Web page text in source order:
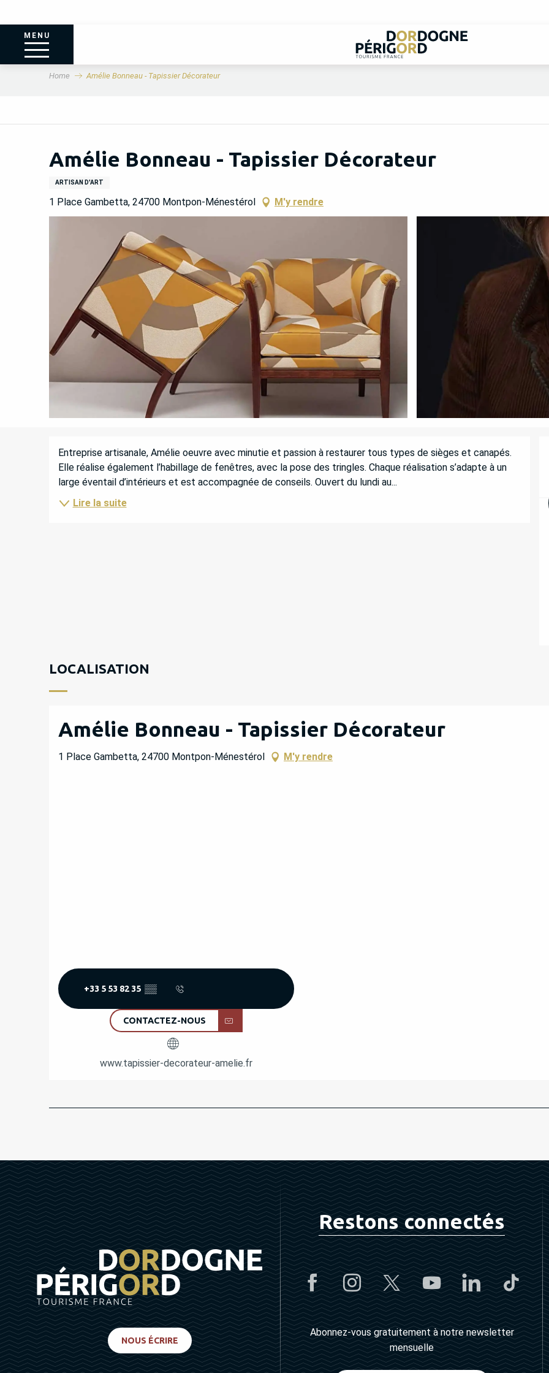
MENU
Home Amélie Bonneau - Tapissier Décorateur
Amélie Bonneau - Tapissier Décorateur
ARTISAN D'ART
1 Place Gambetta, 24700 Montpon-Ménestérol M'y rendre
DESCRIPTION
Entreprise artisanale, Amélie oeuvre avec minutie et passion à restaurer tous types de sièges et canapés.
Elle réalise également l’habillage de fenêtres, avec la pose des tringles. Chaque réalisation s’adapte à un
large éventail d’intérieurs et est accompagnée de conseils. Ouvert du lundi au...
Lire la suite
LOCALISATION
Amélie Bonneau - Tapissier Décorateur
1 Place Gambetta, 24700 Montpon-Ménestérol M'y rendre
+33 5 53 82 35 ▒▒
CONTACTEZ-NOUS
www.tapissier-decorateur-amelie.fr
NOUS ÉCRIRE
Restons connectés
Abonnez-vous gratuitement à notre newsletter
mensuelle